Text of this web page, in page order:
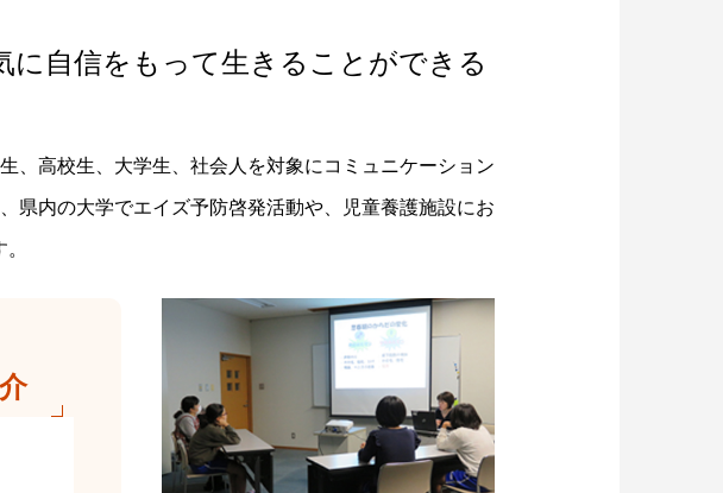
に自信をもって生きることができる
、高校生、大学生、社会人を対象にコミュニケーション
県内の大学でエイズ予防啓発活動や、児童養護施設にお